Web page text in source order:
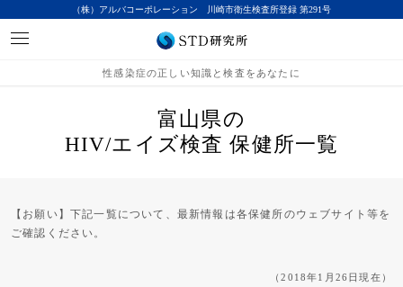
（株）アルバコーポレーション 川崎市衛生検査所登録 第291号
性感染症の正しい知識と検査をあなたに
富山県の
HIV/エイズ検査 保健所一覧
【お願い】下記一覧について、最新情報は各保健所のウェブサイト等を
ご確認ください。
（2018年1月26日現在）